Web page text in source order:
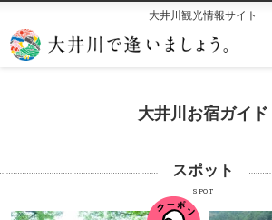
大井川観光情報サイト
大井川お宿ガイド
スポット
SPOT